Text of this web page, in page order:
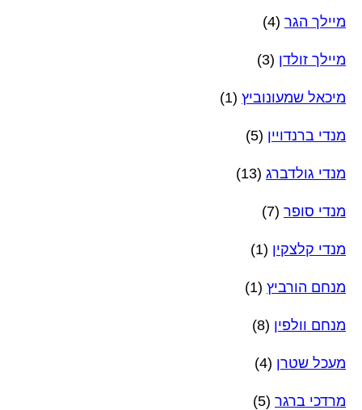
מיילך הגר (4)
מיילך זולדן (3)
מיכאל שמעונוביץ (1)
מנדי ברנדויין (5)
מנדי גולדברג (13)
מנדי סופר (7)
מנדי קלצקין (1)
מנחם הורביץ (1)
מנחם וולפין (8)
מעכל שטרן (4)
מרדכי ברגר (5)